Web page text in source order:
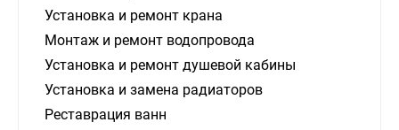
Установка и ремонт крана
Монтаж и ремонт водопровода
Установка и ремонт душевой кабины
Установка и замена радиаторов
Реставрация ванн